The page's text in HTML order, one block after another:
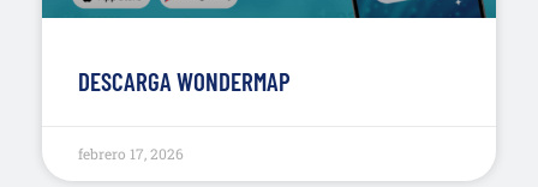
DESCARGA WONDERMAP
febrero 17, 2026